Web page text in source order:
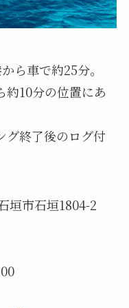
ら車で約25分。
約10分の位置にあ
グ終了後のログ付
垣市石垣1804-2